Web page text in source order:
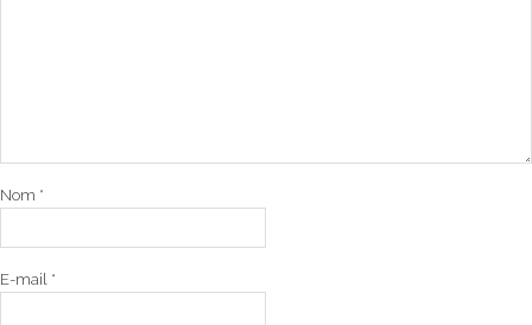
Nom *
E-mail *